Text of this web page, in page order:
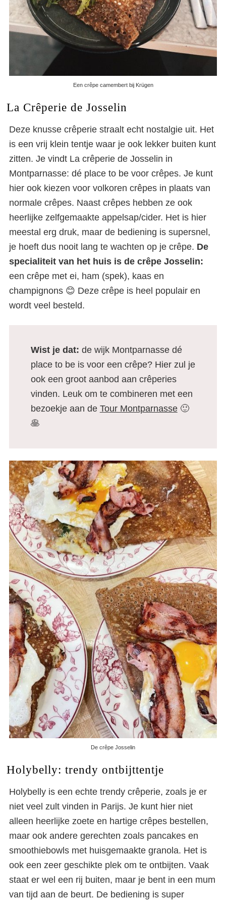
Parijs
Een crêpe camembert bij Krügen
La Crêperie de Josselin
Deze knusse crêperie straalt echt nostalgie uit. Het
is een vrij klein tentje waar je ook lekker buiten kunt
zitten. Je vindt La crêperie de Josselin in
Montparnasse: dé place to be voor crêpes. Je kunt
hier ook kiezen voor volkoren crêpes in plaats van
normale crêpes. Naast crêpes hebben ze ook
heerlijke zelfgemaakte appelsap/cider. Het is hier
meestal erg druk, maar de bediening is supersnel,
je hoeft dus nooit lang te wachten op je crêpe. De
specialiteit van het huis is de crêpe Josselin:
een crêpe met ei, ham (spek), kaas en
champignons 😊 Deze crêpe is heel populair en
wordt veel besteld.
Wist je dat: de wijk Montparnasse dé
place to be is voor een crêpe? Hier zul je
ook een groot aanbod aan crêperies
vinden. Leuk om te combineren met een
bezoekje aan de Tour Montparnasse🙂
🥞
De crêpe Josselin
Holybelly: trendy ontbijttentje
Holybelly is een echte trendy crêperie, zoals je er
niet veel zult vinden in Parijs. Je kunt hier niet
alleen heerlijke zoete en hartige crêpes bestellen,
maar ook andere gerechten zoals pancakes en
smoothiebowls met huisgemaakte granola. Het is
ook een zeer geschikte plek om te ontbijten. Vaak
staat er wel een rij buiten, maar je bent in een mum
van tijd aan de beurt. De bediening is super